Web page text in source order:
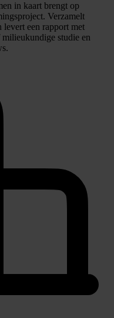
in kaart brengt op
Verzamelt
levert een rapport met
studie en